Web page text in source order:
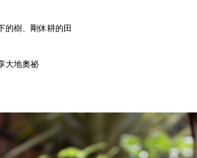
的樹、剛休耕的田
大地奧祕